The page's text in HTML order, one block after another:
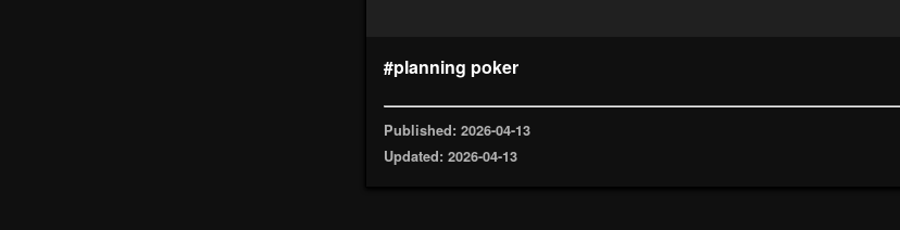
#planning poker
Published: 2026-04-13
Updated: 2026-04-13